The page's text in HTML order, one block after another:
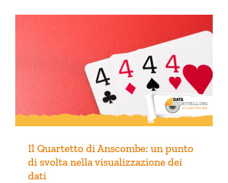
Il Quartetto di Anscombe: un punto
di svolta nella visualizzazione dei
dati